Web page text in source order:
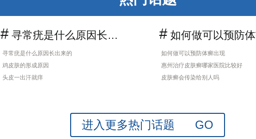
# 寻常疣是什么原因长出来的
寻常疣是什么原因长出来的
鸡皮肤的形成原因
头皮一出汗就痒
# 如何做可以预防体癣
如何做可以预防体癣出现
惠州治疗皮肤癣哪家医院比较好
皮肤癣会传染给别人吗
进入更多热门话题 GO